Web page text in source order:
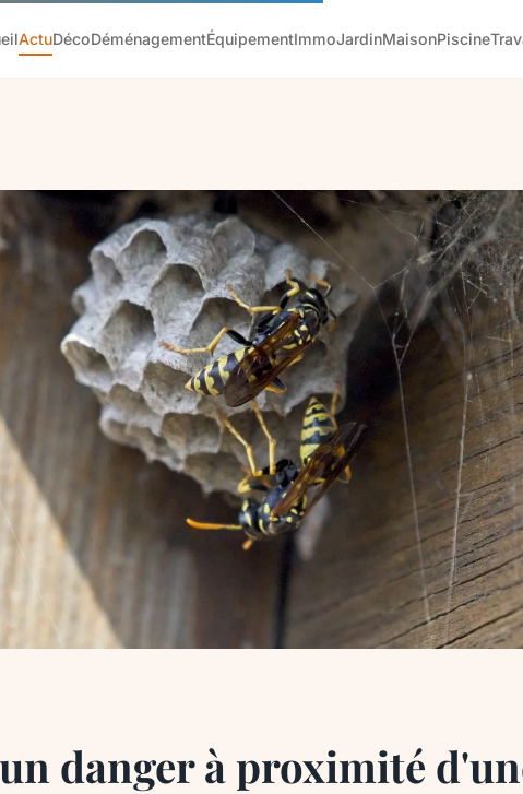
ActuDécoDéménagementÉquipementImmoJardinMaisonPiscine
danger à proximité